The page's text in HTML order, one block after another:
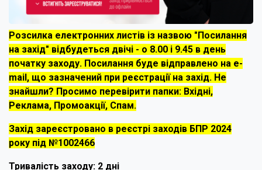
Розсилка електронних листів із назвою "Посилання
на захід" відбудеться двічі - о 8.00 і 9.45 в день
початку заходу. Посилання буде відправлено на e-
mail, що зазначений при реєстрації на захід. Не
знайшли? Просимо перевірити папки: Вхідні,
Реклама, Промоакції, Спам.
Захід зареєстровано в реєстрі заходів БПР 2024
року під №1002466
Тривалість заходу: 2 дні